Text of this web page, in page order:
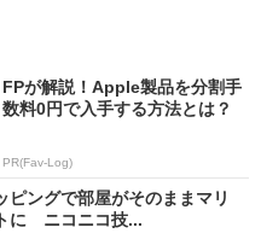
FPが解説！Apple製品を分割手
数料0円で入手する方法とは？
PR(Fav-Log)
ピングで部屋がそのままマリ
に ニコニコ技...